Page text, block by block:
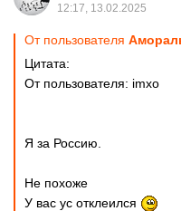
12:17, 13.02.2025
От пользователя
Цитата:
От пользователя: imxo
Я за Россию.
Не похоже
У вас ус отклеился